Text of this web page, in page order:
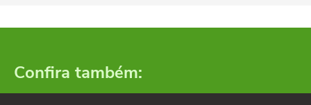
Confira também: